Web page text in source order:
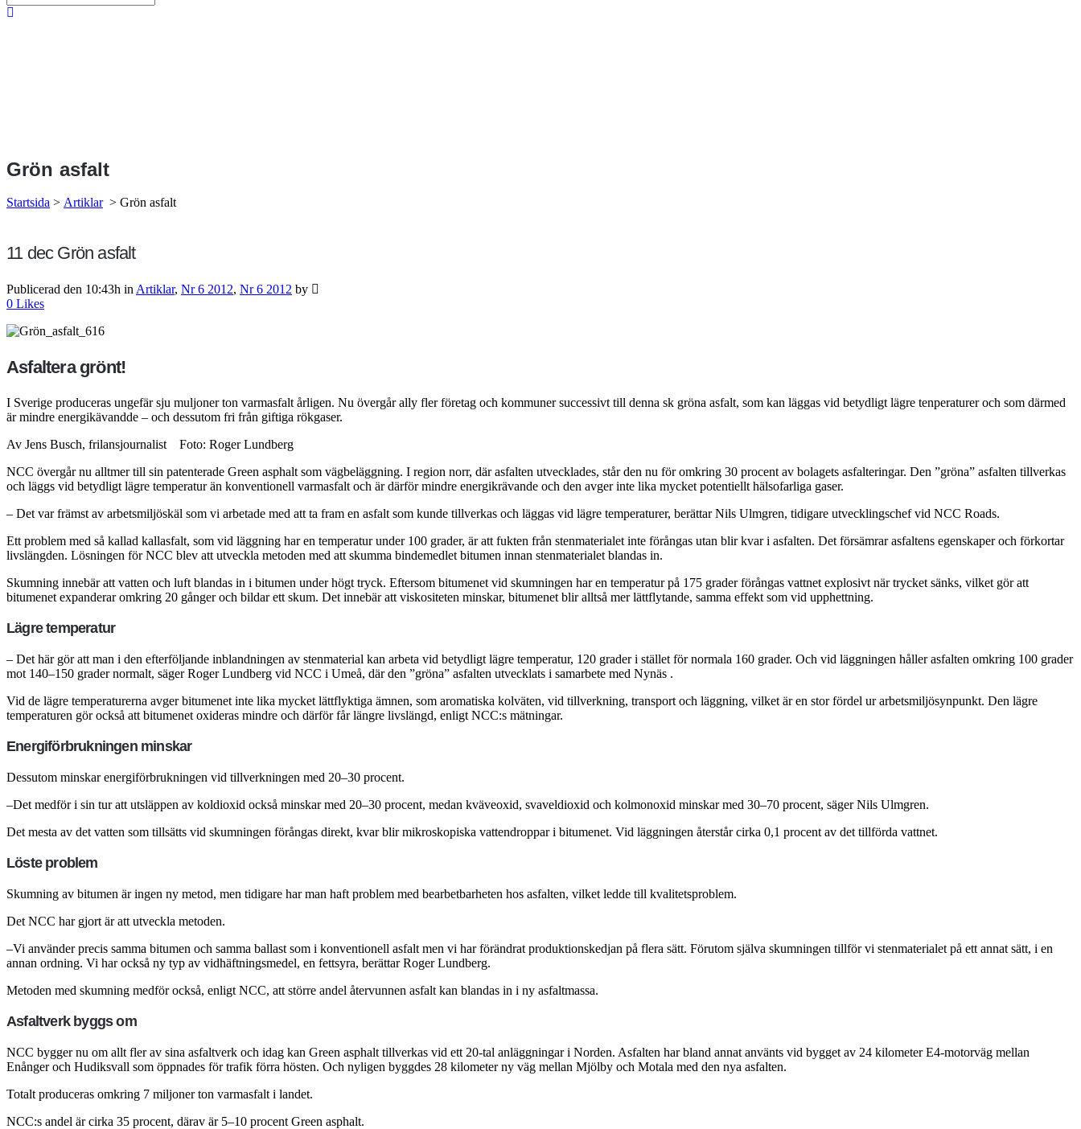
Grön asfalt
Startsida > Artiklar > Grön asfalt
11 decGrön asfalt
Publicerad den 10:43h in Artiklar, Nr 6 2012, Nr 6 2012 by
0 Likes
Asfaltera grönt!
I Sverige produceras ungefär sju muljoner ton varmasfalt årligen. Nu övergår ally fler företag och kommuner successivt till denna sk gröna asfalt, som kan läggas vid betydligt lägre tenperaturer och som därmed
är mindre energikävandde – och dessutom fri från giftiga rökgaser.
Av Jens Busch, frilansjournalist Foto: Roger Lundberg
NCC övergår nu alltmer till sin patenterade Green asphalt som vägbeläggning. I region norr, där asfalten utvecklades, står den nu för omkring 30 procent av bolagets asfalteringar. Den ”gröna” asfalten tillverkas
och läggs vid betydligt lägre temperatur än konventionell varmasfalt och är därför mindre energikrävande och den avger inte lika mycket potentiellt hälsofarliga gaser.
– Det var främst av arbetsmiljöskäl som vi arbetade med att ta fram en asfalt som kunde tillverkas och läggas vid lägre temperaturer, berättar Nils Ulmgren, tidigare utvecklingschef vid NCC Roads.
Ett problem med så kallad kallasfalt, som vid läggning har en temperatur under 100 grader, är att fukten från stenmaterialet inte förångas utan blir kvar i asfalten. Det försämrar asfaltens egenskaper och förkortar
livslängden. Lösningen för NCC blev att utveckla metoden med att skumma bindemedlet bitumen innan stenmaterialet blandas in.
Skumning innebär att vatten och luft blandas in i bitumen under högt tryck. Eftersom bitumenet vid skumningen har en temperatur på 175 grader förångas vattnet explosivt när trycket sänks, vilket gör att
bitumenet expanderar omkring 20 gånger och bildar ett skum. Det innebär att viskositeten minskar, bitumenet blir alltså mer lättflytande, samma effekt som vid upphettning.
Lägre temperatur
– Det här gör att man i den efterföljande inblandningen av stenmaterial kan arbeta vid betydligt lägre temperatur, 120 grader i stället för normala 160 grader. Och vid läggningen håller asfalten omkring 100 grader
mot 140–150 grader normalt, säger Roger Lundberg vid NCC i Umeå, där den ”gröna” asfalten utvecklats i samarbete med Nynäs .
Vid de lägre temperaturerna avger bitumenet inte lika mycket lättflyktiga ämnen, som aromatiska kolväten, vid tillverkning, transport och läggning, vilket är en stor fördel ur arbetsmiljösynpunkt. Den lägre
temperaturen gör också att bitumenet oxideras mindre och därför får längre livslängd, enligt NCC:s mätningar.
Energiförbrukningen minskar
Dessutom minskar energiförbrukningen vid tillverkningen med 20–30 procent.
–Det medför i sin tur att utsläppen av koldioxid också minskar med 20–30 procent, medan kväveoxid, svaveldioxid och kolmonoxid minskar med 30–70 procent, säger Nils Ulmgren.
Det mesta av det vatten som tillsätts vid skumningen förångas direkt, kvar blir mikroskopiska vattendroppar i bitumenet. Vid läggningen återstår cirka 0,1 procent av det tillförda vattnet.
Löste problem
Skumning av bitumen är ingen ny metod, men tidigare har man haft problem med bearbetbarheten hos asfalten, vilket ledde till kvalitetsproblem.
Det NCC har gjort är att utveckla metoden.
–Vi använder precis samma bitumen och samma ballast som i konventionell asfalt men vi har förändrat produktionskedjan på flera sätt. Förutom själva skumningen tillför vi stenmaterialet på ett annat sätt, i en
annan ordning. Vi har också ny typ av vidhäftningsmedel, en fettsyra, berättar Roger Lundberg.
Metoden med skumning medför också, enligt NCC, att större andel återvunnen asfalt kan blandas in i ny asfaltmassa.
Asfaltverk byggs om
NCC bygger nu om allt fler av sina asfaltverk och idag kan Green asphalt tillverkas vid ett 20-tal anläggningar i Norden. Asfalten har bland annat använts vid bygget av 24 kilometer E4-motorväg mellan
Enånger och Hudiksvall som öppnades för trafik förra hösten. Och nyligen byggdes 28 kilometer ny väg mellan Mjölby och Motala med den nya asfalten.
Totalt produceras omkring 7 miljoner ton varmasfalt i landet.
NCC:s andel är cirka 35 procent, därav är 5–10 procent Green asphalt.